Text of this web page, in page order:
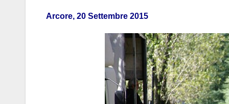
Arcore, 20 Settembre 2015